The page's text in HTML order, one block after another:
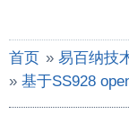
首页 » 易百纳技
» 基于SS928